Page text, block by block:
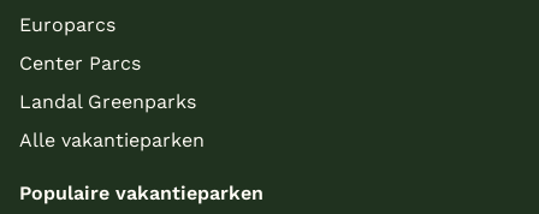
Europarcs
Center Parcs
Landal Greenparks
Alle vakantieparken
Populaire vakantieparken